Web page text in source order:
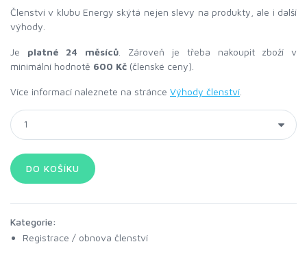
Členství v klubu Energy skýtá nejen slevy na produkty, ale i další
výhody.
Je platné 24 měsíců . Zároveň je třeba nakoupit zboží v
minimální hodnotě 600 Kč (členské ceny).
Více informací naleznete na stránce Výhody členství
Kategorie:
Registrace / obnova členství